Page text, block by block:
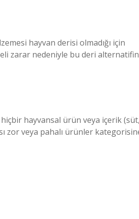
hayvan derisi olmadığı için
zarar nedeniyle bu deri
hayvansal ürün veya içerik (süt,
zor veya pahalı ürünler